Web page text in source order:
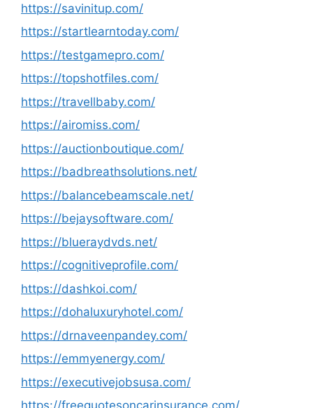
https://savinitup.com/
https://startlearntoday.com/
https://testgamepro.com/
https://topshotfiles.com/
https://travellbaby.com/
https://airomiss.com/
https://auctionboutique.com/
https://badbreathsolutions.net/
https://balancebeamscale.net/
https://bejaysoftware.com/
https://blueraydvds.net/
https://cognitiveprofile.com/
https://dashkoi.com/
https://dohaluxuryhotel.com/
https://drnaveenpandey.com/
https://emmyenergy.com/
https://executivejobsusa.com/
https://freequotesoncarinsurance.com/